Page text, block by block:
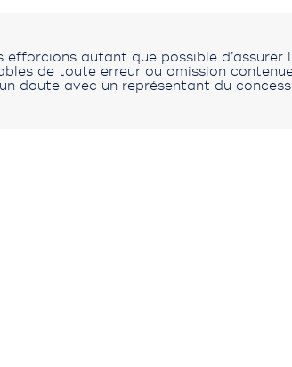
efforcions autant que possible d’assurer
de toute erreur ou omission
doute avec un représentant du